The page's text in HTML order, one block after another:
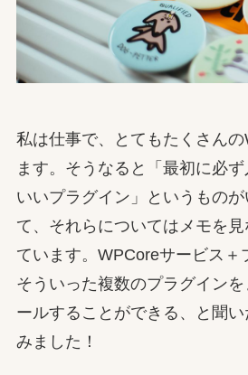
私は仕事で、とてもたくさん
ます。そうなると「最初に必
いいプラグイン」というもの
て、それらについてはメモを
ています。WPCoreサービス＋
そういった複数のプラグイン
ールすることができる、と聞
みました！